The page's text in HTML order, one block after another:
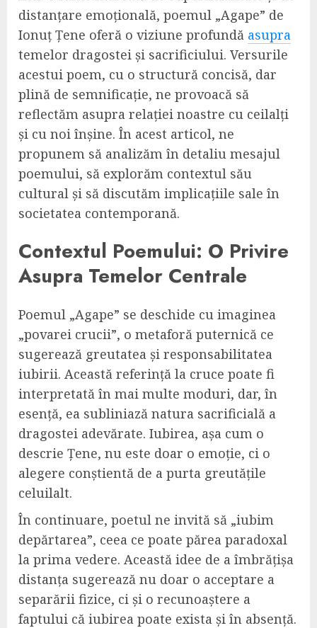
distanțare emoțională, poemul „Agape” de
Ionuț Țene oferă o viziune profundă asupra
temelor dragostei și sacrificiului. Versurile
acestui poem, cu o structură concisă, dar
plină de semnificație, ne provoacă să
reflectăm asupra relației noastre cu ceilalți
și cu noi înșine. În acest articol, ne
propunem să analizăm în detaliu mesajul
poemului, să explorăm contextul său
cultural și să discutăm implicațiile sale în
societatea contemporană.
Contextul Poemului: O Privire
Asupra Temelor Centrale
Poemul „Agape” se deschide cu imaginea
„povarei crucii”, o metaforă puternică ce
sugerează greutatea și responsabilitatea
iubirii. Această referință la cruce poate fi
interpretată în mai multe moduri, dar, în
esență, ea subliniază natura sacrificială a
dragostei adevărate. Iubirea, așa cum o
descrie Țene, nu este doar o emoție, ci o
alegere conștientă de a purta greutățile
celuilalt.
În continuare, poetul ne invită să „iubim
depărtarea”, ceea ce poate părea paradoxal
la prima vedere. Această idee de a îmbrățișa
distanța sugerează nu doar o acceptare a
separării fizice, ci și o recunoaștere a
faptului că iubirea poate exista și în absență.